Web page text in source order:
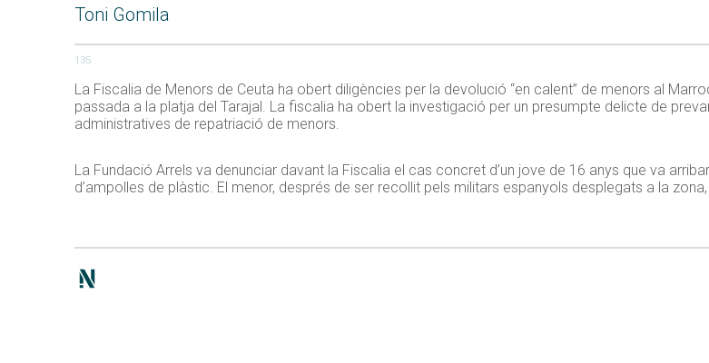
Toni Gomila
135
La Fiscalia de Menors de Ceuta ha obert diligències per la devolució “en calent” de menors al
passada a la platja del Tarajal. La fiscalia ha obert la investigació per un presumpte delicte de
administratives de repatriació de menors.
La Fundació Arrels va denunciar davant la Fiscalia el cas concret d’un jove de 16 anys que va
d’ampolles de plàstic. El menor, després de ser recollit pels militars espanyols desplegats a la